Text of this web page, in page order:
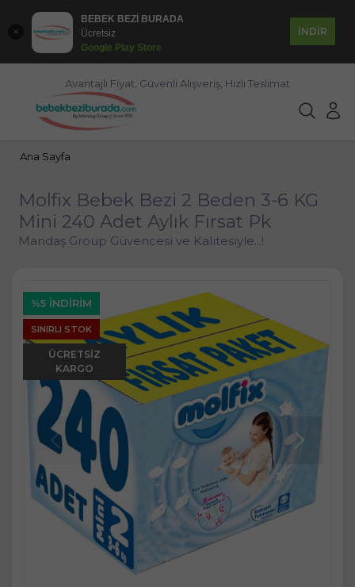
BEBEK BEZİ BURADA
Ücretsiz
Google Play Store
İNDİR
Avantajlı Fiyat, Güvenli Alışveriş, Hızlı Teslimat
Ana Sayfa
Molfix Bebek Bezi 2 Beden 3-6 KG
Mini 240 Adet Aylık Fırsat Pk
Mandaş Group Güvencesi ve Kalitesiyle...!
%5 İNDIRIM
SINIRLI STOK
ÜCRETSIZ
KARGO